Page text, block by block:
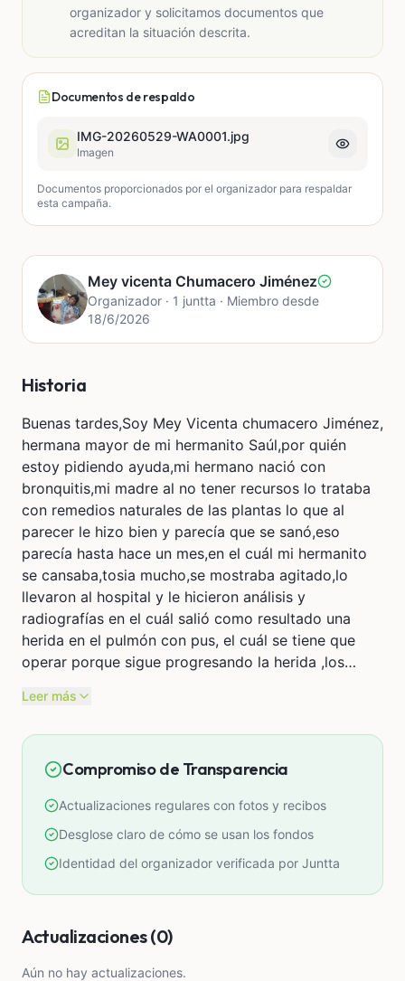
organizador y solicitamos documentos que
acreditan la situación descrita.
Documentos de respaldo
IMG-20260529-WA0001.jpg
Imagen
Documentos proporcionados por el organizador para respaldar
esta campaña.
Mey vicenta Chumacero Jiménez
Organizador · 1 juntta · Miembro desde
18/6/2026
Historia
Buenas tardes,Soy Mey Vicenta chumacero Jiménez,
hermana mayor de mi hermanito Saúl,por quién
estoy pidiendo ayuda,mi hermano nació con
bronquitis,mi madre al no tener recursos lo trataba
con remedios naturales de las plantas lo que al
parecer le hizo bien y parecía que se sanó,eso
parecía hasta hace un mes,en el cuál mi hermanito
se cansaba,tosia mucho,se mostraba agitado,lo
llevaron al hospital y le hicieron análisis y
radiografías en el cuál salió como resultado una
herida en el pulmón con pus, el cuál se tiene que
operar porque sigue progresando la herida ,los
que tiene la herida,mi familia no cuenta con los
que somos personas pobres ,mi hermanito es un
buen muchacho, obediente y trabajador,pido a Dios
que tengan si pueden apoyar se les agradece 🙏
Leer más
Compromiso de Transparencia
Actualizaciones regulares con fotos y recibos
Desglose claro de cómo se usan los fondos
Identidad del organizador verificada por Juntta
Actualizaciones (0)
Aún no hay actualizaciones.